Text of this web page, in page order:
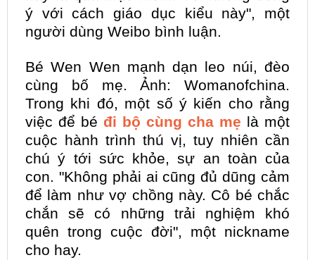
ý với cách giáo dục kiểu này", một
người dùng Weibo bình luận.
Bé Wen Wen mạnh dạn leo núi, đèo
cùng bố mẹ. Ảnh: Womanofchina.
Trong khi đó, một số ý kiến cho rằng
việc để bé đi bộ cùng cha mẹ là một
cuộc hành trình thú vị, tuy nhiên cần
chú ý tới sức khỏe, sự an toàn của
con. "Không phải ai cũng đủ dũng cảm
để làm như vợ chồng này. Cô bé chắc
chắn sẽ có những trải nghiệm khó
quên trong cuộc đời", một nickname
cho hay.